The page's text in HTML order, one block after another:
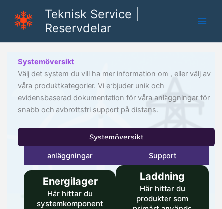
innehåll
Teknisk Service |
Reservdelar
Systemöversikt
Välj det system du vill ha mer information om , eller välj av
våra produktkategorier. Vi erbjuder unik och
evidensbaserad dokumentation för våra anläggningar för
snabb och avbrottsfri support på distans.
Systemöversikt
anläggningar Support
Energilager
Här hittar du
systemkomponent
Laddning
Här hittar du
produkter som